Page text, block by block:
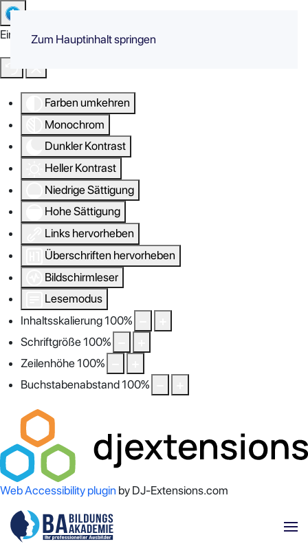
Eingabehilfen öffnen
Farben umkehren
Monochrom
Dunkler Kontrast
Heller Kontrast
Niedrige Sättigung
Hohe Sättigung
Links hervorheben
Überschriften hervorheben
Bildschirmleser
Lesemodus
Inhaltsskalierung100%
Schriftgröße100%
Zeilenhöhe100%
Buchstabenabstand100%
Web Accessibility plugin by DJ-Extensions.com
Zum Hauptinhalt springen